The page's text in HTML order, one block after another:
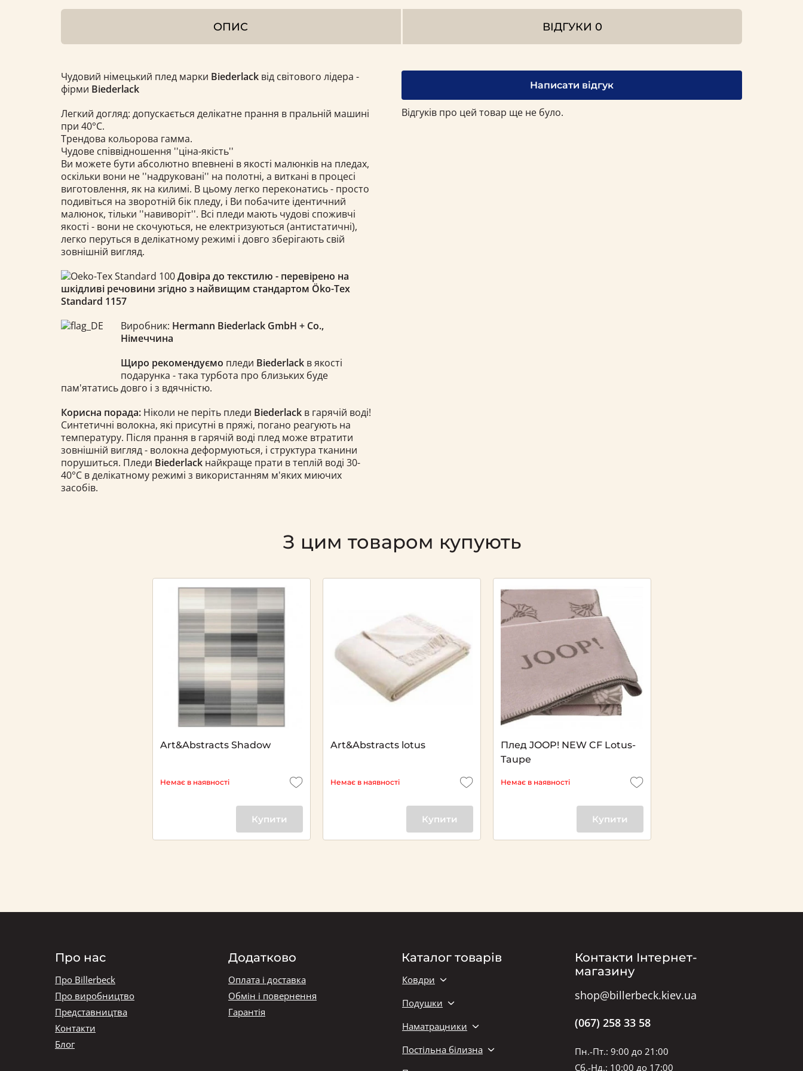
ОПИС ВІДГУКИ 0
Чудовий німецький плед марки Biederlack від світового лідера -
фірми Biederlack
Легкий догляд: допускається делікатне прання в пральній машині
при 40°С.
Трендова кольорова гамма.
Чудове співвідношення ''ціна-якість''
Ви можете бути абсолютно впевнені в якості малюнків на пледах,
оскільки вони не ''надруковані'' на полотні, а виткані в процесі
виготовлення, як на килимі. В цьому легко переконатись - просто
подивіться на зворотній бік пледу, і Ви побачите ідентичний
малюнок, тільки ''навиворіт''. Всі пледи мають чудові споживчі
якості - вони не скочуються, не електризуються (антистатичні),
легко перуться в делікатному режимі і довго зберігають свій
зовнішній вигляд.
Довіра до текстилю - перевірено на
шкідливі речовини згідно з найвищим стандартом Öko-Tex
Standard 1157​
Виробник: Hermann Biederlack GmbH + Co.,
Німеччина
Щиро рекомендуємо пледи Biederlack в якості
подарунка - така турбота про близьких буде
пам'ятатись довго і з вдячністю.
Корисна порада: Ніколи не періть пледи Biederlack в гарячій воді!
Синтетичні волокна, які присутні в пряжі, погано реагують на
температуру. Після прання в гарячій воді плед може втратити
зовнішній вигляд - волокна деформуються, і структура тканини
порушиться. Пледи Biederlack найкраще прати в теплій воді 30-
40°С в делікатному режимі з використанням м'яких миючих
засобів.
Написати відгук
Відгуків про цей товар ще не було.
З цим товаром купують
Art&Abstracts Shadow
Немає в наявності
Купити
Art&Abstracts lotus
Немає в наявності
Купити
Плед JOOP! NEW CF Lotus-
Taupe
Немає в наявності
Купити
Каталог товарів
Ковдри
Подушки
Наматрацники
Постільна білизна
Про нас
Про Billerbeck
Про виробництво
Представництва
Контакти
Блог
Додатково
Оплата і доставка
Обмін і повернення
Гарантія
Контакти Інтернет-
магазину
shop@billerbeck.kiev.ua
(067) 258 33 58
Пн.-Пт.: 9:00 до 21:00
Сб.-Нд.: 10:00 до 17:00